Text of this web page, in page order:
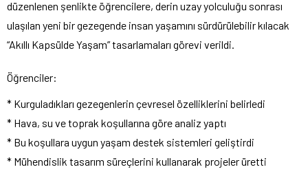
düzenlenen şenlikte öğrencilere, derin uzay yolculuğu sonrası
ulaşılan yeni bir gezegende insan yaşamını sürdürülebilir kılacak
“Akıllı Kapsülde Yaşam” tasarlamaları görevi verildi.
Öğrenciler:
* Kurguladıkları gezegenlerin çevresel özelliklerini belirledi
* Hava, su ve toprak koşullarına göre analiz yaptı
* Bu koşullara uygun yaşam destek sistemleri geliştirdi
* Mühendislik tasarım süreçlerini kullanarak projeler üretti